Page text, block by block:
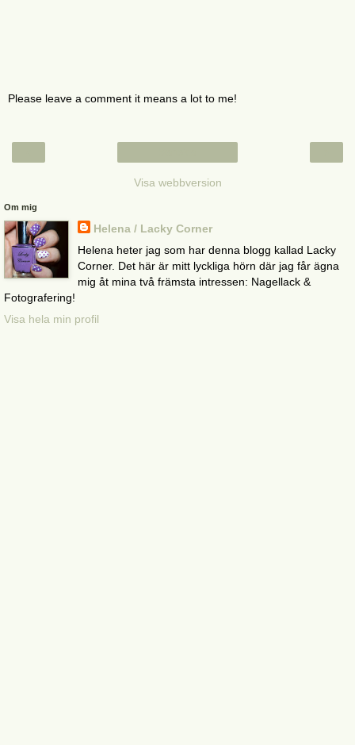
Please leave a comment it means a lot to me!
Visa webbversion
Om mig
Helena / Lacky Corner
Helena heter jag som har denna blogg kallad Lacky
Corner. Det här är mitt lyckliga hörn där jag får ägna
mig åt mina två främsta intressen: Nagellack &
Fotografering!
Visa hela min profil